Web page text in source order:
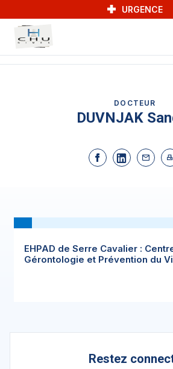
URGENCE
DOCTEUR
DUVNJAK
EHPAD de Serre Cavalier :
Gérontologie et Prévention du
Restez